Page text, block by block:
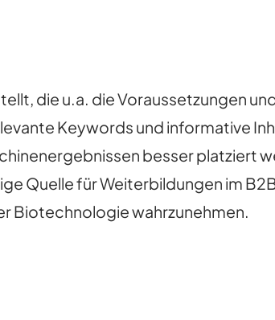
die u.a. die Voraussetzungen
Keywords und informative
besser platziert
Quelle für Weiterbildungen im
Biotechnologie wahrzunehmen.